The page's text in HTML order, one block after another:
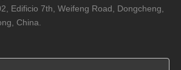
Edificio 7th, Weifeng Road, Dongcheng,
China.